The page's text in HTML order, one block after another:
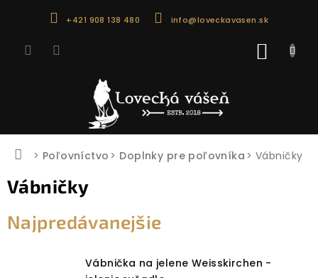
+421 908 138 480 info@loveckavasen.sk
Domov
Poľovníctvo Doplnky pre poľovníka Vábničky
Vábničky
Najpredávanejšie
Vábnička na jelene Weisskirchen -